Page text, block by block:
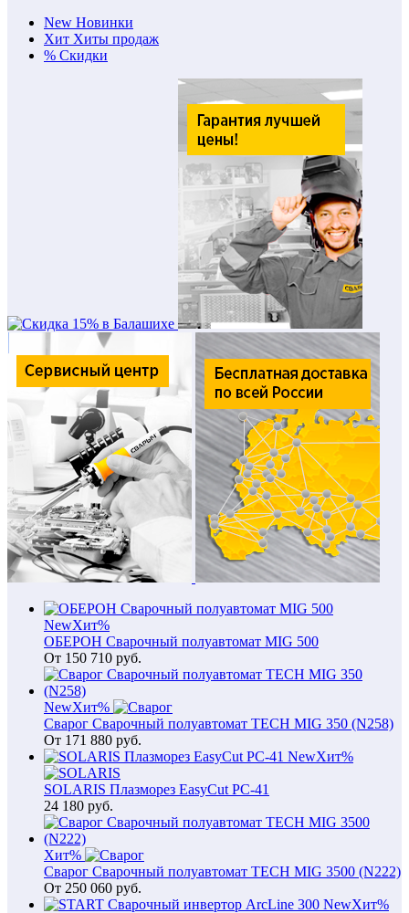
New Новинки
Хит Хиты продаж
% Скидки
NewХит%
ОБЕРОН Сварочный полуавтомат MIG 500
От 150 710 руб.
NewХит%
Сварог Сварочный полуавтомат TECH MIG 350 (N258)
От 171 880 руб.
NewХит%
SOLARIS Плазморез EasyCut PC-41
24 180 руб.
Хит%
Сварог Сварочный полуавтомат TECH MIG 3500 (N222)
От 250 060 руб.
NewХит%